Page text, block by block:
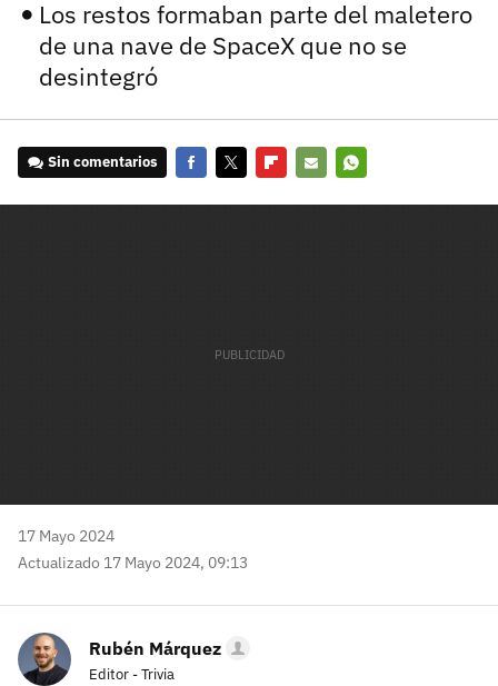
Los restos formaban parte del maletero
de una nave de SpaceX que no se
desintegró
Sin comentarios
17 Mayo 2024
Actualizado 17 Mayo 2024, 09:13
Rubén Márquez
Editor - Trivia